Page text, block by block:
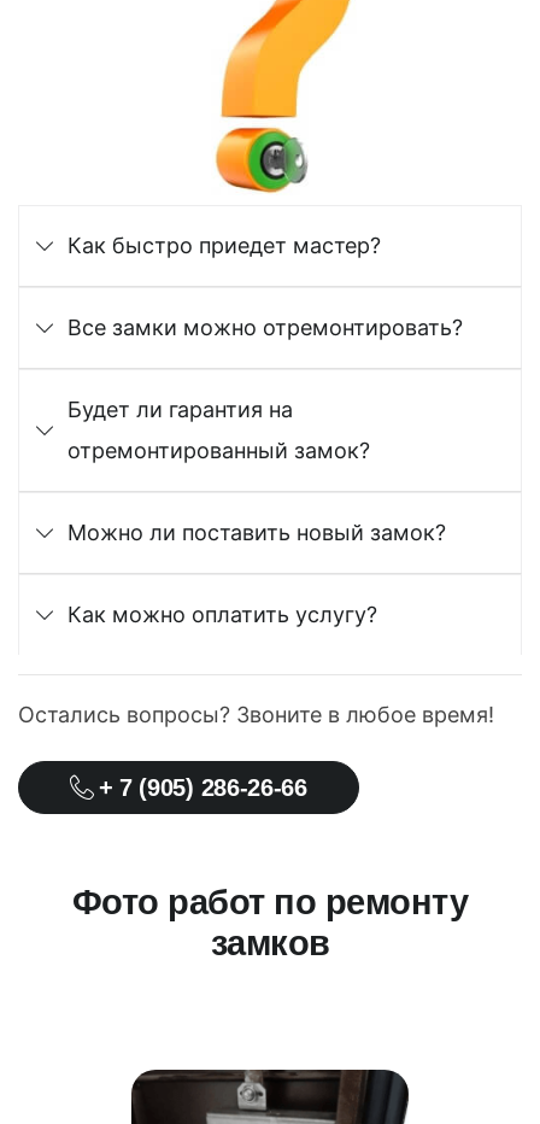
Как быстро приедет мастер?
Все замки можно отремонтировать?
Будет ли гарантия на
отремонтированный замок?
Можно ли поставить новый замок?
Как можно оплатить услугу?
Остались вопросы? Звоните в любое время!
+ 7 (905) 286-26-66
Фото работ по ремонту
замков